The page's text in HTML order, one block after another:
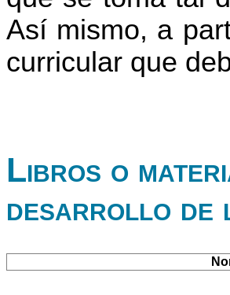
Así mismo, a
curricular que
Libros o
desarrollo de